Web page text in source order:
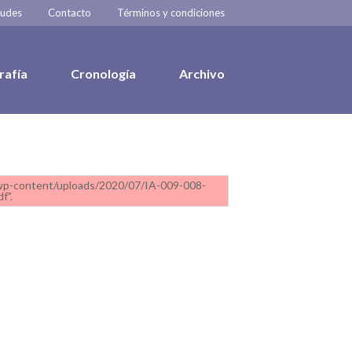
Contacto Términos y condiciones
Cronología Archivo
content/uploads/2020/07/IA-009-008-